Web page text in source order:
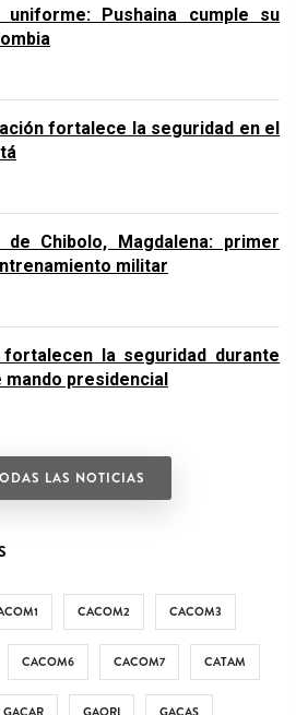
Pushaina cumple su
fortalece la seguridad en el
Chibolo, Magdalena: primer
militar
fortalecen la seguridad durante
presidencial
LAS NOTICIAS
CACOM2 CACOM3
CACOM6 CACOM7 CATAM